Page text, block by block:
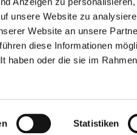
unsere Website zu
Website an unsere
diese Informationen
haben oder die sie im
Statistiken
info@kfz-sv-will.de